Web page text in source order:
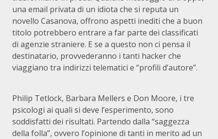
una email privata di un idiota che si reputa un
novello Casanova, offrono aspetti inediti che a buon
titolo potrebbero entrare a far parte dei classificati
di agenzie straniere. E se a questo non ci pensa il
destinatario, provvederanno i tanti hacker che
viaggiano tra indirizzi telematici e “profili d’autore”.
Philip Tetlock, Barbara Mellers e Don Moore, i tre
psicologi ai quali si deve l’esperimento, sono
soddisfatti dei risultati. Partendo dalla “saggezza
della folla”, ovvero l’opinione di tanti in merito ad un